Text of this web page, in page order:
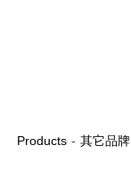
Products - 其它品牌